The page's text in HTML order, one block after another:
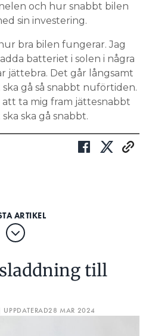
och hur snabbt bilen
sin investering.
bra bilen fungerar. Jag
batteriet i solen i några
jättebra. Det går långsamt
gå så snabbt nuförtiden.
ta mig fram jättesnabbt
ska gå snabbt.
till
UPPDATERAD28 MAR 2024